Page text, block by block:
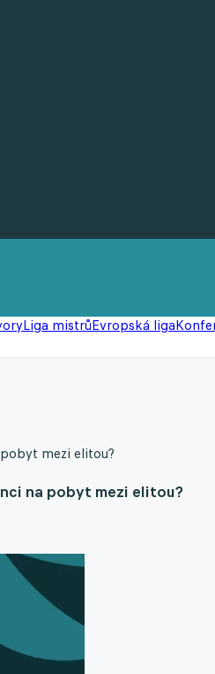
Liga mistrůEvropská liga
mezi elitou?
na pobyt mezi elitou?